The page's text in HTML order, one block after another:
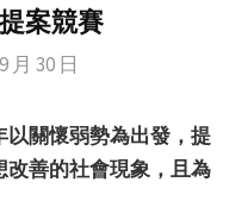
案競賽
月 30 日
關懷弱勢為出發，提
善的社會現象，且為